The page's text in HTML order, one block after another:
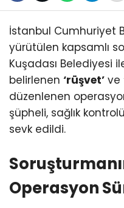
İstanbul Cumhuriyet
yürütülen kapsamlı
Kuşadası Belediyesi
belirlenen ‘rüşvet’ ve
düzenlenen
şüpheli, sağlık
sevk edildi.
Operasyon